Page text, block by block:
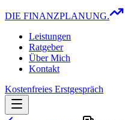
DIE FINANZPLANUNG.
Leistungen
Ratgeber
Über Mich
Kontakt
Kostenfreies Erstgespräch